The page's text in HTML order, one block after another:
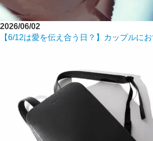
2026/06/02
【6/12は愛を伝え合う日？】カップルに